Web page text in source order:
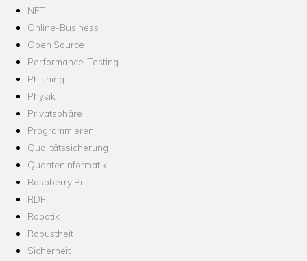
NFT
Online-Business
Open Source
Performance-Testing
Phishing
Physik
Privatsphäre
Programmieren
Qualitätssicherung
Quanteninformatik
Raspberry Pi
RDF
Robotik
Robustheit
Sicherheit